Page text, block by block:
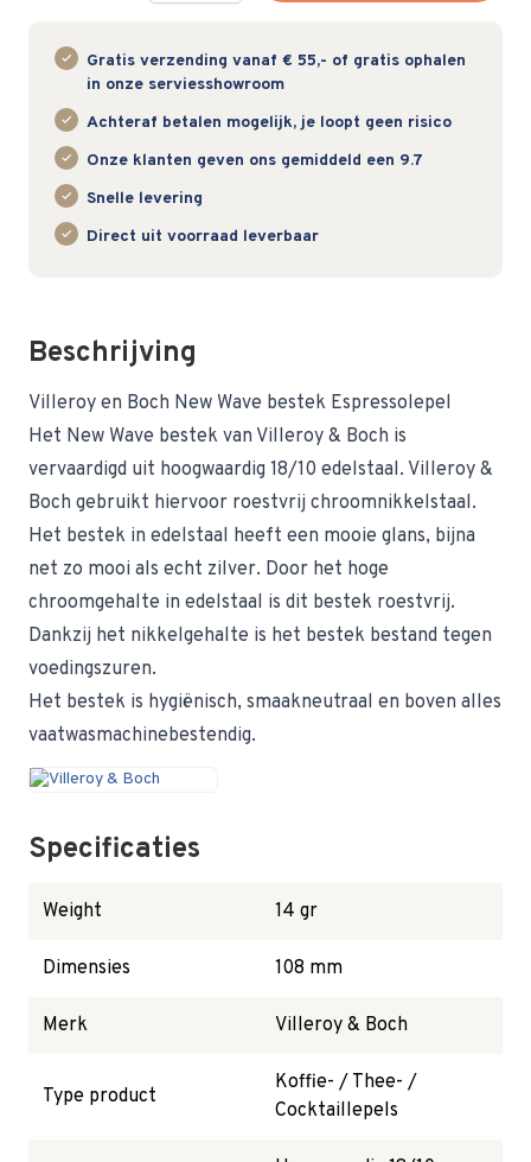
Gratis verzending vanaf € 55,- of gratis ophalen
in onze serviesshowroom
Achteraf betalen mogelijk, je loopt geen risico
Onze klanten geven ons gemiddeld een 9.7
Snelle levering
Direct uit voorraad leverbaar
Beschrijving
Villeroy en Boch New Wave bestek Espressolepel
Het New Wave bestek van Villeroy & Boch is
vervaardigd uit hoogwaardig 18/10 edelstaal. Villeroy &
Boch gebruikt hiervoor roestvrij chroomnikkelstaal.
Het bestek in edelstaal heeft een mooie glans, bijna
net zo mooi als echt zilver. Door het hoge
chroomgehalte in edelstaal is dit bestek roestvrij.
Dankzij het nikkelgehalte is het bestek bestand tegen
voedingszuren.
Het bestek is hygiënisch, smaakneutraal en boven alles
vaatwasmachinebestendig.
Specificaties
Weight 14 gr
Dimensies 108 mm
Merk Villeroy & Boch
Type product
Koffie- / Thee- /
Cocktaillepels